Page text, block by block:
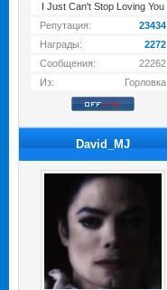
I Just Can't Stop Loving You
Репутация:
23434
Награды:
2272
Сообщения:
22262
Из:
Горловка
David_MJ